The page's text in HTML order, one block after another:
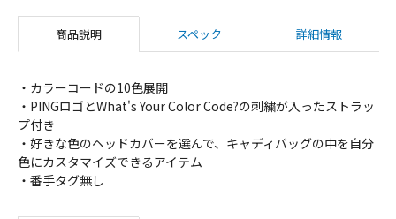
商品説明 スペック 詳細情報
・カラーコードの10色展開
・PINGロゴとWhat's Your Color Code?の刺繍が入ったストラッ
プ付き
・好きな色のヘッドカバーを選んで、キャディバッグの中を自分
色にカスタマイズできるアイテム
・番手タグ無し